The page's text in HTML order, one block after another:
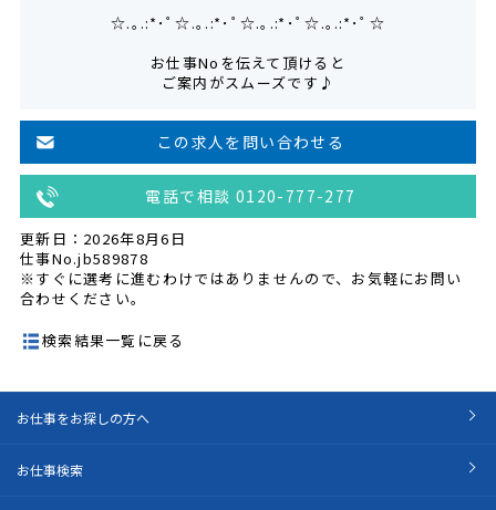
☆.｡.:*･ﾟ☆.｡.:*･ﾟ☆.｡.:*･ﾟ☆.｡.:*･ﾟ☆
お仕事Noを伝えて頂けると
ご案内がスムーズです♪
この求人を問い合わせる
電話で相談 0120-777-277
更新日：2026年8月6日
仕事No.jb589878
※すぐに選考に進むわけではありませんので、お気軽にお問い
合わせください。
検索結果一覧に戻る
お仕事をお探しの方へ
お仕事検索